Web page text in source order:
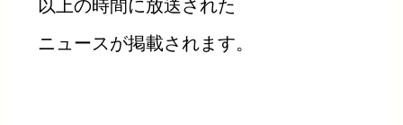
以上の時間に放送された
ニュースが掲載されます。